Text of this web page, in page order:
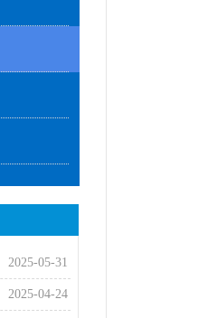
2025-05-31
2025-04-24